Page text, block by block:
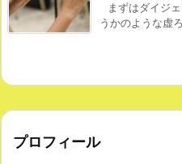
まずはダイジ
うかのような虚
プロフィール